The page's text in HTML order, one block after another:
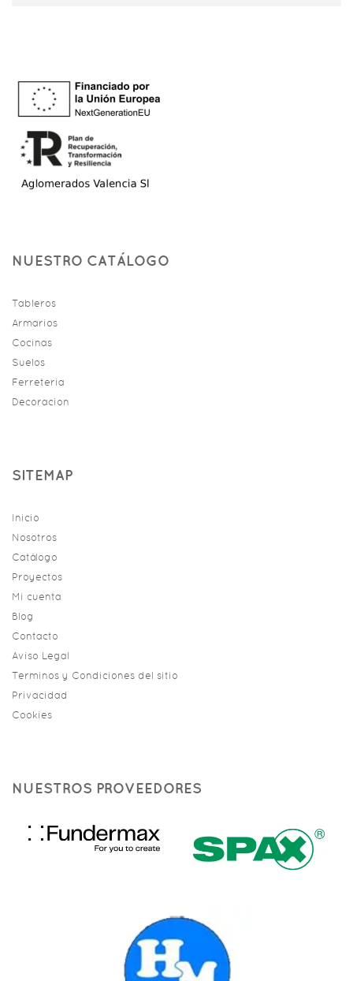
NUESTRO CATÁLOGO
Tableros
Armarios
Cocinas
Suelos
Ferreteria
Decoracion
SITEMAP
Inicio
Nosotros
Catálogo
Proyectos
Mi cuenta
Blog
Contacto
Aviso Legal
Terminos y Condiciones del sitio
Privacidad
Cookies
NUESTROS PROVEEDORES